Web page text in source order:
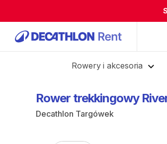
Rowery i akcesoria
Rower trekkingowy
Decathlon Targówek